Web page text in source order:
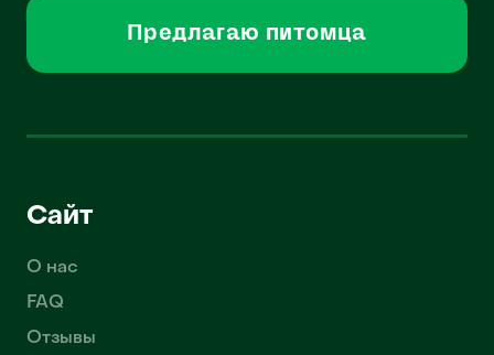
Предлагаю питомца
Сайт
О нас
FAQ
Отзывы